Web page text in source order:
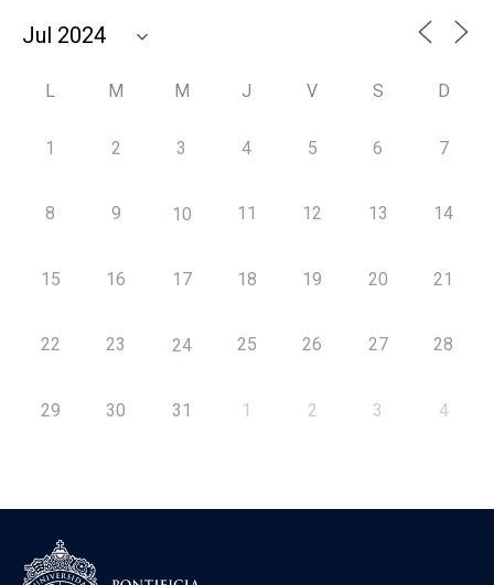
L M M J V S D
1 2 3 4 5 6 7
8 9 10 11 12 13 14
15 16 17 18 19 20 21
22 23 24 25 26 27 28
29 30 31 1 2 3 4